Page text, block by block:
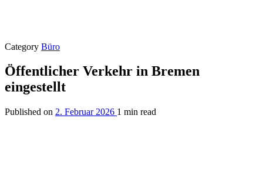
Category Büro
Öffentlicher Verkehr in Bremen
eingestellt
Published on 2. Februar 2026 1 min read